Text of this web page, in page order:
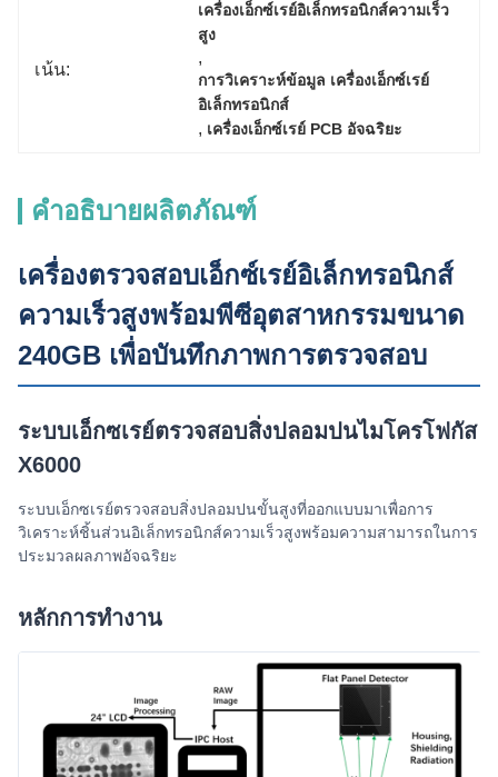
เน้น:
เครื่องเอ็กซ์เรย์อิเล็กทรอนิกส์ความเร็ว
สูง
,
การวิเคราะห์ข้อมูล เครื่องเอ็กซ์เรย์
อิเล็กทรอนิกส์
, เครื่องเอ็กซ์เรย์ PCB อัจฉริยะ
คำอธิบายผลิตภัณฑ์
เครื่องตรวจสอบเอ็กซ์เรย์อิเล็กทรอนิกส์
ความเร็วสูงพร้อมพีซีอุตสาหกรรมขนาด
240GB เพื่อบันทึกภาพการตรวจสอบ
ระบบเอ็กซเรย์ตรวจสอบสิ่งปลอมปนไมโครโฟกัส
X6000
ระบบเอ็กซเรย์ตรวจสอบสิ่งปลอมปนขั้นสูงที่ออกแบบมาเพื่อการ
วิเคราะห์ชิ้นส่วนอิเล็กทรอนิกส์ความเร็วสูงพร้อมความสามารถในการ
ประมวลผลภาพอัจฉริยะ
หลักการทำงาน